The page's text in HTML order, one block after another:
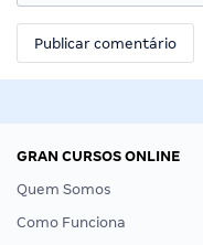
GRAN CURSOS ONLINE
Quem Somos
Como Funciona